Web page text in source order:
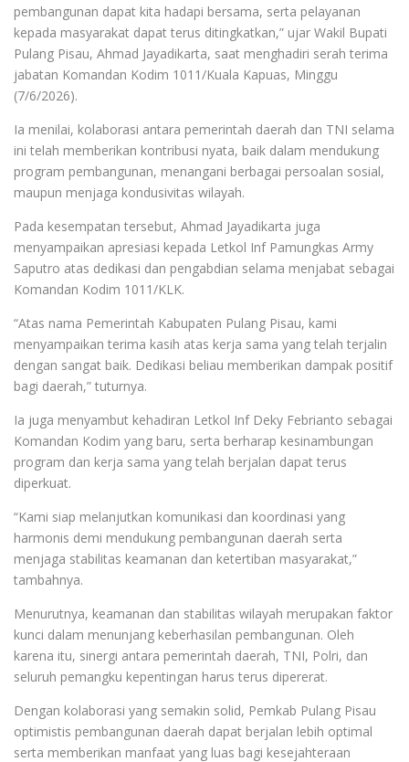
pembangunan dapat kita hadapi bersama, serta pelayanan
kepada masyarakat dapat terus ditingkatkan,” ujar Wakil Bupati
Pulang Pisau, Ahmad Jayadikarta, saat menghadiri serah terima
jabatan Komandan Kodim 1011/Kuala Kapuas, Minggu
(7/6/2026).
Ia menilai, kolaborasi antara pemerintah daerah dan TNI selama
ini telah memberikan kontribusi nyata, baik dalam mendukung
program pembangunan, menangani berbagai persoalan sosial,
maupun menjaga kondusivitas wilayah.
Pada kesempatan tersebut, Ahmad Jayadikarta juga
menyampaikan apresiasi kepada Letkol Inf Pamungkas Army
Saputro atas dedikasi dan pengabdian selama menjabat sebagai
Komandan Kodim 1011/KLK.
“Atas nama Pemerintah Kabupaten Pulang Pisau, kami
menyampaikan terima kasih atas kerja sama yang telah terjalin
dengan sangat baik. Dedikasi beliau memberikan dampak positif
bagi daerah,” tuturnya.
Ia juga menyambut kehadiran Letkol Inf Deky Febrianto sebagai
Komandan Kodim yang baru, serta berharap kesinambungan
program dan kerja sama yang telah berjalan dapat terus
diperkuat.
“Kami siap melanjutkan komunikasi dan koordinasi yang
harmonis demi mendukung pembangunan daerah serta
menjaga stabilitas keamanan dan ketertiban masyarakat,”
tambahnya.
Menurutnya, keamanan dan stabilitas wilayah merupakan faktor
kunci dalam menunjang keberhasilan pembangunan. Oleh
karena itu, sinergi antara pemerintah daerah, TNI, Polri, dan
seluruh pemangku kepentingan harus terus dipererat.
Dengan kolaborasi yang semakin solid, Pemkab Pulang Pisau
optimistis pembangunan daerah dapat berjalan lebih optimal
serta memberikan manfaat yang luas bagi kesejahteraan